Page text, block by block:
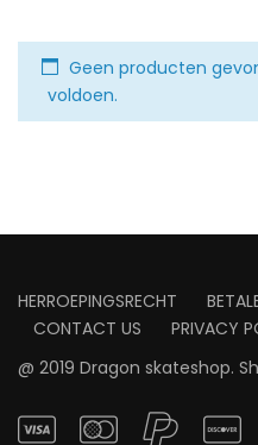
Geen producten
voldoen.
HERROEPINGSRECHT
CONTACT US
PRIVACY
@ 2019 Dragon skateshop.